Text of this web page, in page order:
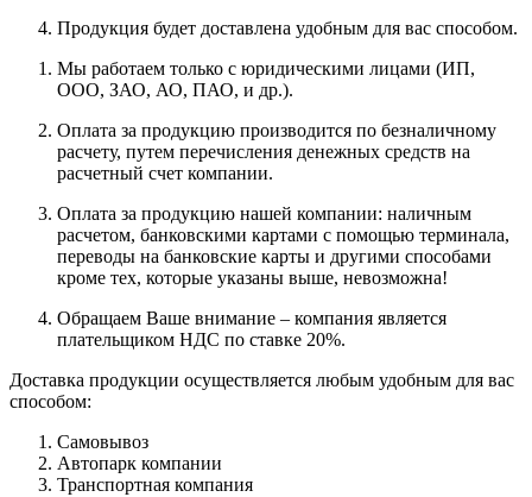
Продукция будет доставлена удобным для вас способом.
Мы работаем только с юридическими лицами (ИП,
ООО, ЗАО, АО, ПАО, и др.).
Оплата за продукцию производится по безналичному
расчету, путем перечисления денежных средств на
расчетный счет компании.
Оплата за продукцию нашей компании: наличным
расчетом, банковскими картами с помощью терминала,
переводы на банковские карты и другими способами
кроме тех, которые указаны выше, невозможна!
Обращаем Ваше внимание – компания является
плательщиком НДС по ставке 20%.
Доставка продукции осуществляется любым удобным для вас
способом:
Самовывоз
Автопарк компании
Транспортная компания